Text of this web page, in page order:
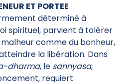
ET PORTEE
déterminé à
spirituel, parvient à tolérer
malheur comme du bonheur,
la libération. Dans
dharma, le sannyasa,
requiert